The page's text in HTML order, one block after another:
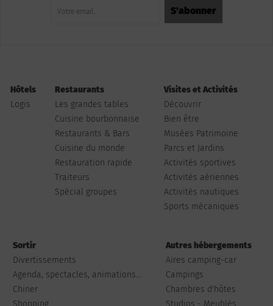
Hôtels
Logis
Restaurants
Les grandes tables
Cuisine bourbonnaise
Restaurants & Bars
Cuisine du monde
Restauration rapide
Traiteurs
Spécial groupes
Visites et Activités
Découvrir
Bien être
Musées Patrimoine
Parcs et Jardins
Activités sportives
Activités aériennes
Activités nautiques
Sports mécaniques
Sortir
Divertissements
Agenda, spectacles, animations...
Chiner
Autres hébergements
Aires camping-car
Campings
Chambres d'hôtes